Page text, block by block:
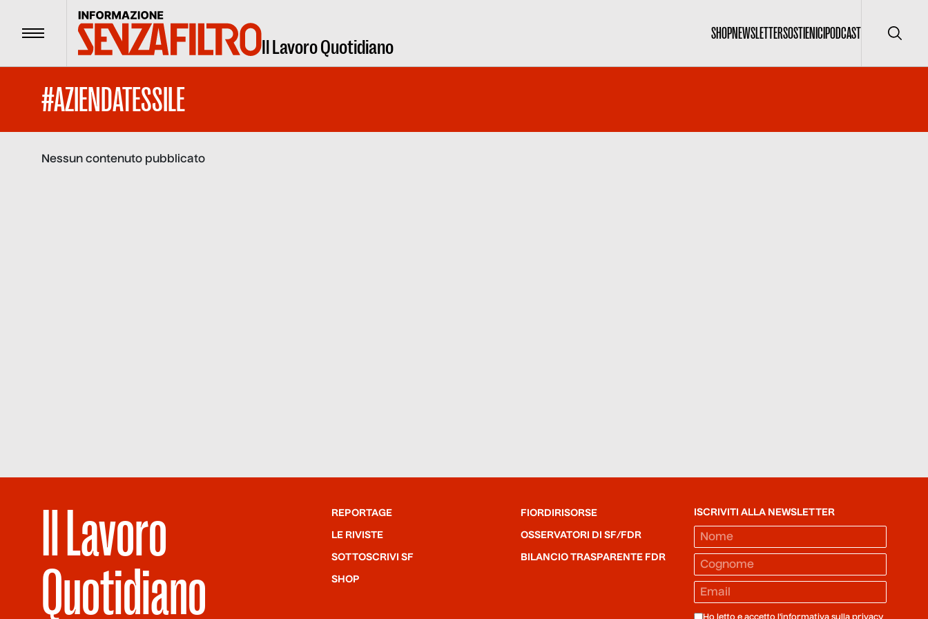
Menu Il Lavoro Quotidiano
SHOPNEWSLETTERSOSTIENICIPODCAST Cerca
#AZIENDATESSILE
Nessun contenuto pubblicato
Il Lavoro
Quotidiano
REPORTAGE
LE RIVISTE
SOTTOSCRIVI SF
SHOP
FIORDIRISORSE
OSSERVATORI DI SF/FDR
BILANCIO TRASPARENTE FDR
ISCRIVITI ALLA NEWSLETTER